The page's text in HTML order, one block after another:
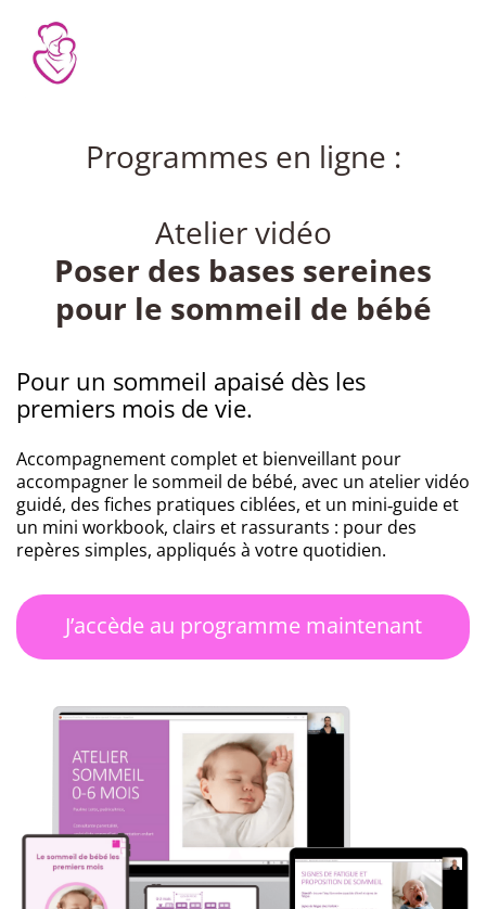
Programmes en ligne :
Atelier vidéo
Poser des bases sereines
pour le sommeil de bébé
Pour un sommeil apaisé dès les
premiers mois de vie.
Accompagnement complet et bienveillant pour
accompagner le sommeil de bébé, avec un atelier vidéo
guidé, des fiches pratiques ciblées, et un mini‑guide et
un mini workbook, clairs et rassurants : pour des
repères simples, appliqués à votre quotidien.
J’accède au programme maintenant